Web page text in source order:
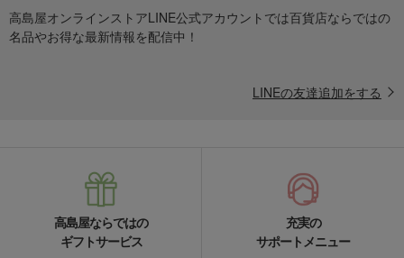
高島屋オンラインストアLINE公式アカウントでは百貨店ならではの
名品やお得な最新情報を配信中！
LINEの友達追加をする
高島屋ならではの
ギフトサービス
充実の
サポートメニュー